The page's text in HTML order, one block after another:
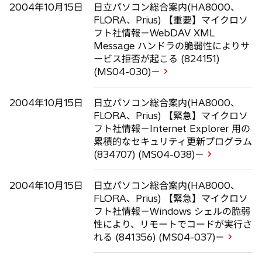
2004年10月15日
日立パソコン総合案内(HA8000、
FLORA、Prius) 【重要】マイクロソ
フト社情報－WebDAV XML
Message ハンドラの脆弱性によりサ
ービス拒否が起こる (824151)
(MS04-030)－
2004年10月15日
日立パソコン総合案内(HA8000、
FLORA、Prius) 【緊急】マイクロソ
フト社情報－Internet Explorer 用の
累積的なセキュリティ更新プログラム
(834707) (MS04-038)－
2004年10月15日
日立パソコン総合案内(HA8000、
FLORA、Prius) 【緊急】マイクロソ
フト社情報－Windows シェルの脆弱
性により、リモートでコードが実行さ
れる (841356) (MS04-037)－